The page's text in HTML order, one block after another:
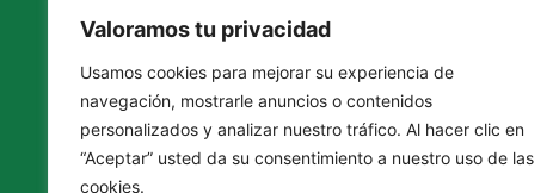
Valoramos tu privacidad
Usamos cookies para mejorar su experiencia de
navegación, mostrarle anuncios o contenidos
personalizados y analizar nuestro tráfico. Al hacer clic en
“Aceptar” usted da su consentimiento a nuestro uso de las
cookies.
F
c
e
b
o
I
s
t
a
g
r
L
n
k
e
d